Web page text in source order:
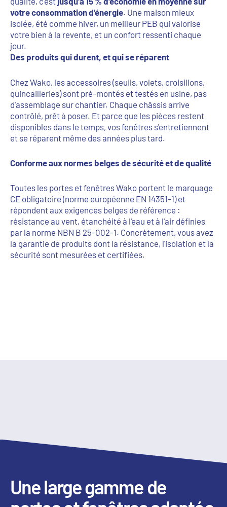
votre consommation d'énergie. Une maison mieux
isolée, été comme hiver, un meilleur PEB qui valorise
votre bien à la revente, et un confort ressenti chaque
jour.
Des produits qui durent, et qui se réparent
Chez Wako, les accessoires (seuils, volets, croisillons,
quincailleries) sont pré-montés et testés en usine, pas
d'assemblage sur chantier. Chaque châssis arrive
contrôlé, prêt à poser. Et parce que les pièces restent
disponibles dans le temps, vos fenêtres s'entretiennent
et se réparent même des années plus tard.
Conforme aux normes belges de sécurité et de qualité
Toutes les portes et fenêtres Wako portent le marquage
CE obligatoire (norme européenne EN 14351-1) et
répondent aux exigences belges de référence :
résistance au vent, étanchéité à l'eau et à l'air définies
par la norme NBN B 25-002-1. Concrètement, vous avez
la garantie de produits dont la résistance, l'isolation et la
sécurité sont mesurées et certifiées.
Une large gamme de